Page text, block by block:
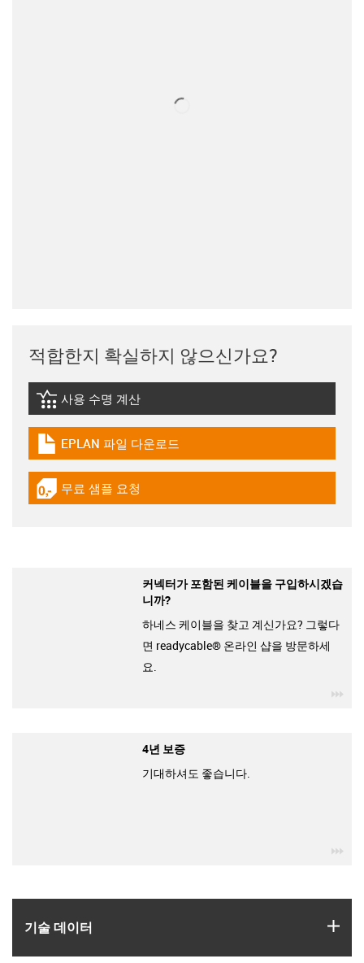
기술 데이터
적합한지 확실하지 않으신가요?
igus-icon-lebensdauerrechner
사용 수명 계산
igus-icon-download-plan
EPLAN 파일 다운로드
igus-icon-gratismuster
무료 샘플 요청
커넥터가 포함된 케이블을 구입하시겠습
니까?
하네스 케이블을 찾고 계신가요? 그렇다
면 readycable® 온라인 샵을 방문하세
요.
4년 보증
기대하셔도 좋습니다.